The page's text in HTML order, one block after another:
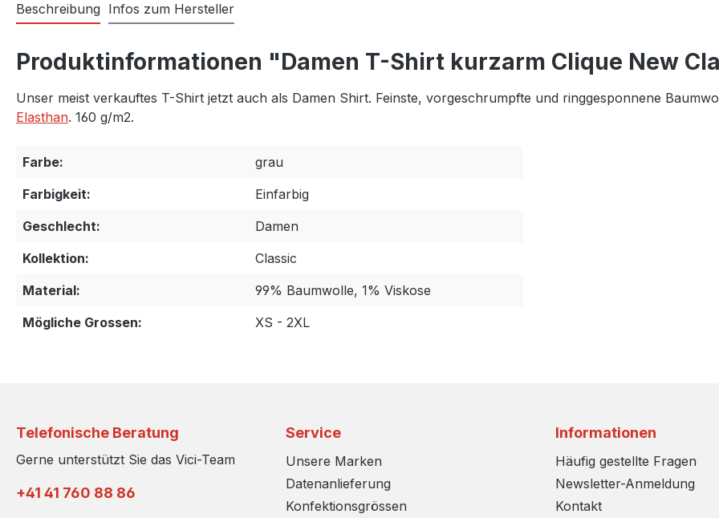
Beschreibung Infos zum Hersteller
Produktinformationen "Damen T-Shirt kurzarm Clique New
Unser meist verkauftes T-Shirt jetzt auch als Damen Shirt. Feinste, vorgeschrumpfte und ringgesponnene
Elasthan. 160 g/m2.
Farbe:
grau
Farbigkeit:
Einfarbig
Geschlecht:
Damen
Kollektion:
Classic
Material:
99% Baumwolle, 1% Viskose
Mögliche Grossen:
XS - 2XL
Telefonische Beratung
Gerne unterstützt Sie das Vici-Team
+41 41 760 88 86
Service
Unsere Marken
Datenanlieferung
Konfektionsgrössen
Informationen
Häufig gestellte Fragen
Newsletter-Anmeldung
Kontakt